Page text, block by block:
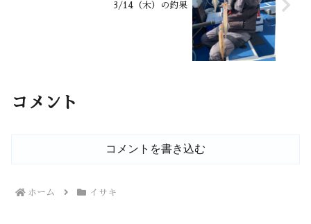
3/14（木）の釣果
コメント
コメントを書き込む
ホーム イサキ